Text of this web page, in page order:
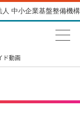
人 中小企業基盤整備機構
ド動画